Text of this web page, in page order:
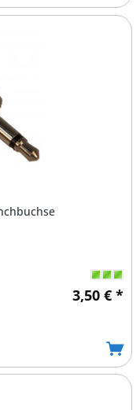
3,50 € *